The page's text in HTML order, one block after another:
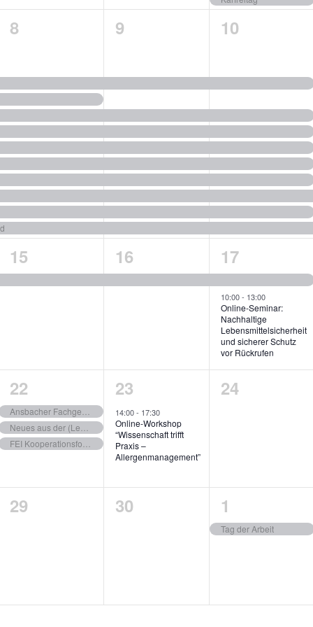
10
8
9
9
9
10
1
Veranstaltung,
15
1
Veranstaltung,
16
2
17
10:00- 13:00
Online-Seminar:
Nachhaltige
Lebensmittelsicherheit
und sicherer Schutz
vor Rückrufen
3
Veranstaltungen,
22
1
Veranstaltung,
23
14:00- 17:30
Online-Workshop
“Wissenschaft trifft
Praxis –
Allergenmanagement”
0
24
0
29
0
Veranstaltungen,
30
1
1
Tag der Arbeit